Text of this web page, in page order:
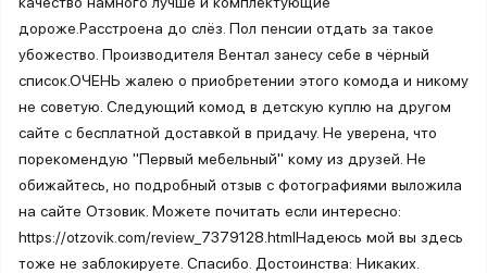
дороже.Расстроена до слёз. Пол пенсии отдать за такое
убожество. Производителя Вентал занесу себе в чёрный
список.ОЧЕНЬ жалею о приобретении этого комода и никому
не советую. Следующий комод в детскую куплю на другом
сайте с бесплатной доставкой в придачу. Не уверена, что
порекомендую "Первый мебельный" кому из друзей. Не
обижайтесь, но подробный отзыв с фотографиями выложила
на сайте Отзовик. Можете почитать если интересно:
https://otzovik.com/review_7379128.htmlНадеюсь мой вы здесь
тоже не заблокируете. Спасибо. Достоинства: Никаких.